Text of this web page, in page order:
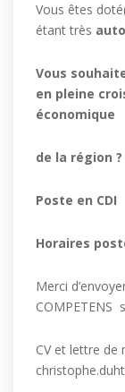
Vous êtes
étant très
Vous
en pleine
économique
de la région
Poste en CDI
Horaires
Merci
COMPETENS
CV et lettre de